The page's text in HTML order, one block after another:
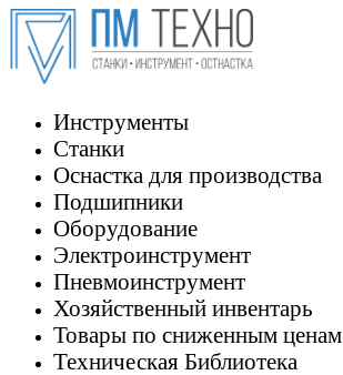
Инструменты
Станки
Оснастка для производства
Подшипники
Оборудование
Электроинструмент
Пневмоинструмент
Хозяйственный инвентарь
Товары по сниженным ценам
Техническая Библиотека